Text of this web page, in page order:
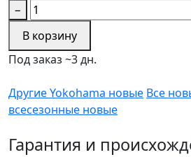
−
В корзину
Под заказ ~3 дн.
Другие Yokohama новые Все
всесезонные новые
Гарантия и